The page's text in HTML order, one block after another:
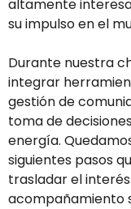
altamente
su impulso en el
Durante nuestra
integrar
gestión de
toma de
energía.
siguientes pasos
trasladar el
acompañamiento